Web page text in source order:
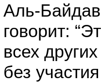
Аль-
говорит:
всех
без